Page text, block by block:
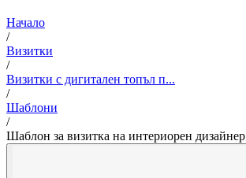
Начало
/
Визитки
/
Визитки с дигитален топъл п...
/
Шаблони
/
Шаблон за визитка на интериорен дизайнер